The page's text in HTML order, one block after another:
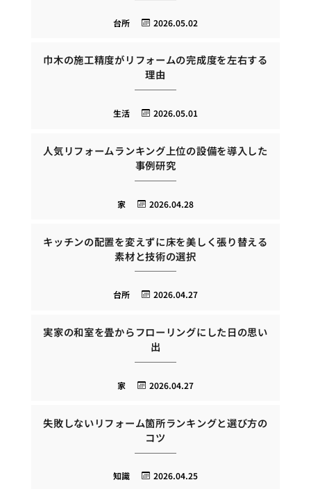
2026.05.02
台所
巾木の施工精度がリフォームの完成度を左右する
理由
2026.05.01
生活
人気リフォームランキング上位の設備を導入した
事例研究
2026.04.28
家
キッチンの配置を変えずに床を美しく張り替える
素材と技術の選択
2026.04.27
台所
実家の和室を畳からフローリングにした日の思い
出
2026.04.27
家
失敗しないリフォーム箇所ランキングと選び方の
コツ
2026.04.25
知識